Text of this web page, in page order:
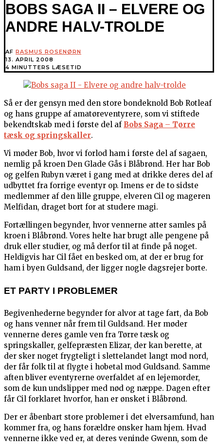
BOBS SAGA II – ELVERE OG
ANDRE HALV-TROLDE
AF RASMUS ROSENØRN
13. APRIL 2008
4 MINUTTERS LÆSETID
Så er der gensyn med den store bondeknold Bob Rotleaf
og hans gruppe af amatøreventyrere, som vi stiftede
bekendtskab med i første del af Bobs Saga – Tørre
tæsk og springskaller.
Vi møder Bob, hvor vi forlod ham i første del af sagaen,
nemlig på kroen Den Glade Gås i Blåbrønd. Her har Bob
og gelfen Rubyn været i gang med at drikke deres del af
udbyttet fra forrige eventyr op. Imens er de to sidste
medlemmer af den lille gruppe, elveren Cil og mageren
Melfidan, draget bort for at studere magi.
Fortællingen begynder, hvor vennerne atter samles på
kroen i Blåbrønd. Vores helte har brugt alle pengene på
druk eller studier, og må derfor til at finde på noget.
Heldigvis har Cil fået en besked om, at der er brug for
ham i byen Guldsand, der ligger nogle dagsrejer borte.
ET PARTY I PROBLEMER
Begivenhederne begynder for alvor at tage fart, da Bob
og hans venner når frem til Guldsand. Her møder
vennerne deres gamle ven fra Tørre tæsk og
springskaller, gelfepræsten Elizar, der kan berette, at
der sker noget frygteligt i slettelandet langt mod nord,
der får folk til at flygte i hobetal mod Guldsand. Samme
aften bliver eventyrerne overfaldet af en lejemorder,
som de kun undslipper med nød og næppe. Dagen efter
får Cil forklaret hvorfor, han er ønsket i Blåbrønd.
Der er åbenbart store problemer i det elversamfund, han
kommer fra, og hans forældre ønsker ham hjem. Hvad
vennerne ikke ved er, at deres veninde Gwenn, som de